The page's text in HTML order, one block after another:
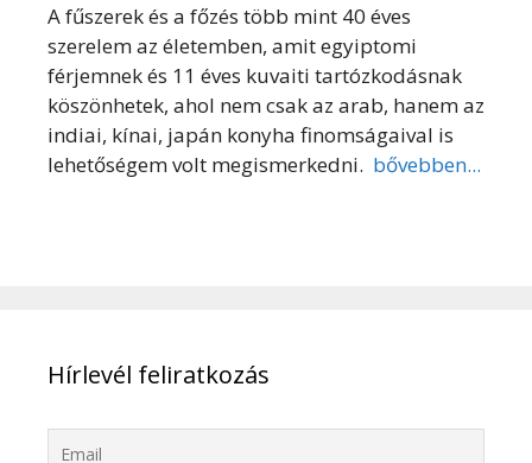
A fűszerek és a főzés több mint 40 éves
szerelem az életemben, amit egyiptomi
férjemnek és 11 éves kuvaiti tartózkodásnak
köszönhetek, ahol nem csak az arab, hanem az
indiai, kínai, japán konyha finomságaival is
lehetőségem volt megismerkedni. bővebben...
Hírlevél feliratkozás